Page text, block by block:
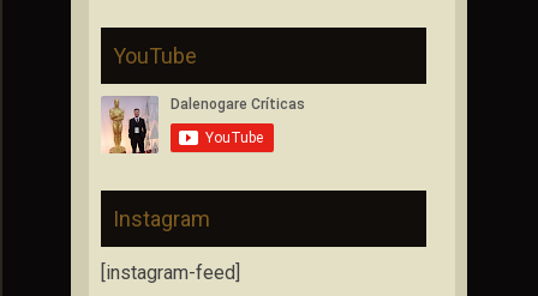
YouTube
Instagram
[instagram-feed]